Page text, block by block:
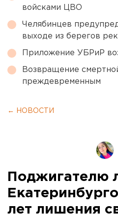
войсками ЦВО
Челябинцев
выходе из берегов
Приложение УБРиР
Возвращение
преждевременным
← НОВОСТИ
Поджигателю
лет лишения